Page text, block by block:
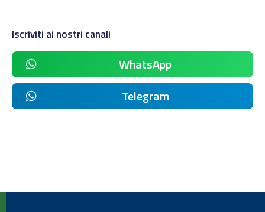
Iscriviti ai nostri canali
WhatsApp
Telegram